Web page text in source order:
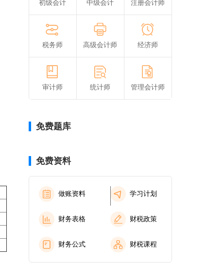
初级会计 中级会计 注册会计师
税务师 高级会计师 经济师
审计师 统计师 管理会计师
免费题库
免费资料
做账资料 学习计划
财务表格 财税政策
财务公式 财税课程